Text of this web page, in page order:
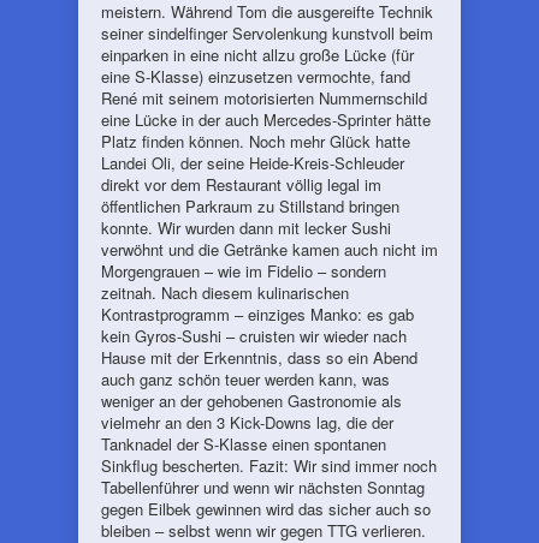
meistern. Während Tom die ausgereifte Technik
seiner sindelfinger Servolenkung kunstvoll beim
einparken in eine nicht allzu große Lücke (für
eine S-Klasse) einzusetzen vermochte, fand
René mit seinem motorisierten Nummernschild
eine Lücke in der auch Mercedes-Sprinter hätte
Platz finden können. Noch mehr Glück hatte
Landei Oli, der seine Heide-Kreis-Schleuder
direkt vor dem Restaurant völlig legal im
öffentlichen Parkraum zu Stillstand bringen
konnte. Wir wurden dann mit lecker Sushi
verwöhnt und die Getränke kamen auch nicht im
Morgengrauen – wie im Fidelio – sondern
zeitnah. Nach diesem kulinarischen
Kontrastprogramm – einziges Manko: es gab
kein Gyros-Sushi – cruisten wir wieder nach
Hause mit der Erkenntnis, dass so ein Abend
auch ganz schön teuer werden kann, was
weniger an der gehobenen Gastronomie als
vielmehr an den 3 Kick-Downs lag, die der
Tanknadel der S-Klasse einen spontanen
Sinkflug bescherten. Fazit: Wir sind immer noch
Tabellenführer und wenn wir nächsten Sonntag
gegen Eilbek gewinnen wird das sicher auch so
bleiben – selbst wenn wir gegen TTG verlieren.